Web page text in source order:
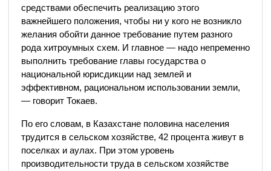
средствами обеспечить реализацию этого
важнейшего положения, чтобы ни у кого не возникло
желания обойти данное требование путем разного
рода хитроумных схем. И главное — надо непременно
выполнить требование главы государства о
национальной юрисдикции над землей и
эффективном, рациональном использовании земли,
— говорит Токаев.
По его словам, в Казахстане половина населения
трудится в сельском хозяйстве, 42 процента живут в
поселках и аулах. При этом уровень
производительности труда в сельском хозяйстве